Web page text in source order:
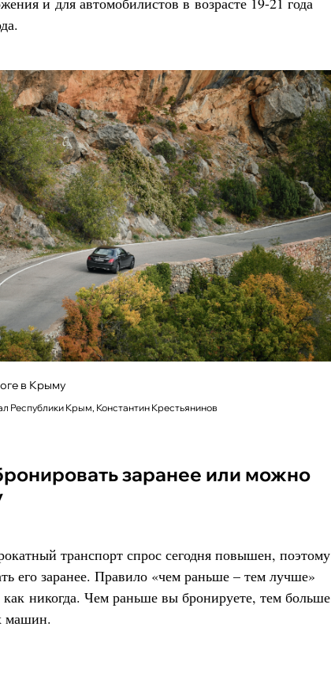
в Крыму
Республики Крым, Константин Крестьянинов
транспорт спрос сегодня повышен, поэтому
его заранее. Правило «чем раньше – тем лучше»
как никогда. Чем раньше вы бронируете, тем больше
машин.